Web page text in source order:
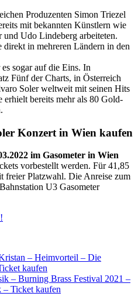
Produzenten Simon Triezel
mit bekannten Künstlern wie
Udo Lindeberg arbeiteten.
direkt in mehreren Ländern in den
sogar auf die Eins. In
Fünf der Charts, in Österreich
Soler weltweit mit seinen Hits
bereits mehr als 80 Gold-
Konzert in Wien kaufen
im Gasometer in Wien
vorbestellt werden. Für 41,85
freier Platzwahl. Die Anreise zum
U3 Gasometer
– Heimvorteil – Die
kaufen
– Burning Brass Festival 2021 –
– Ticket kaufen